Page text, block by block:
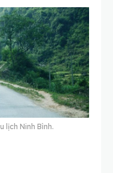
lịch Ninh Bình.